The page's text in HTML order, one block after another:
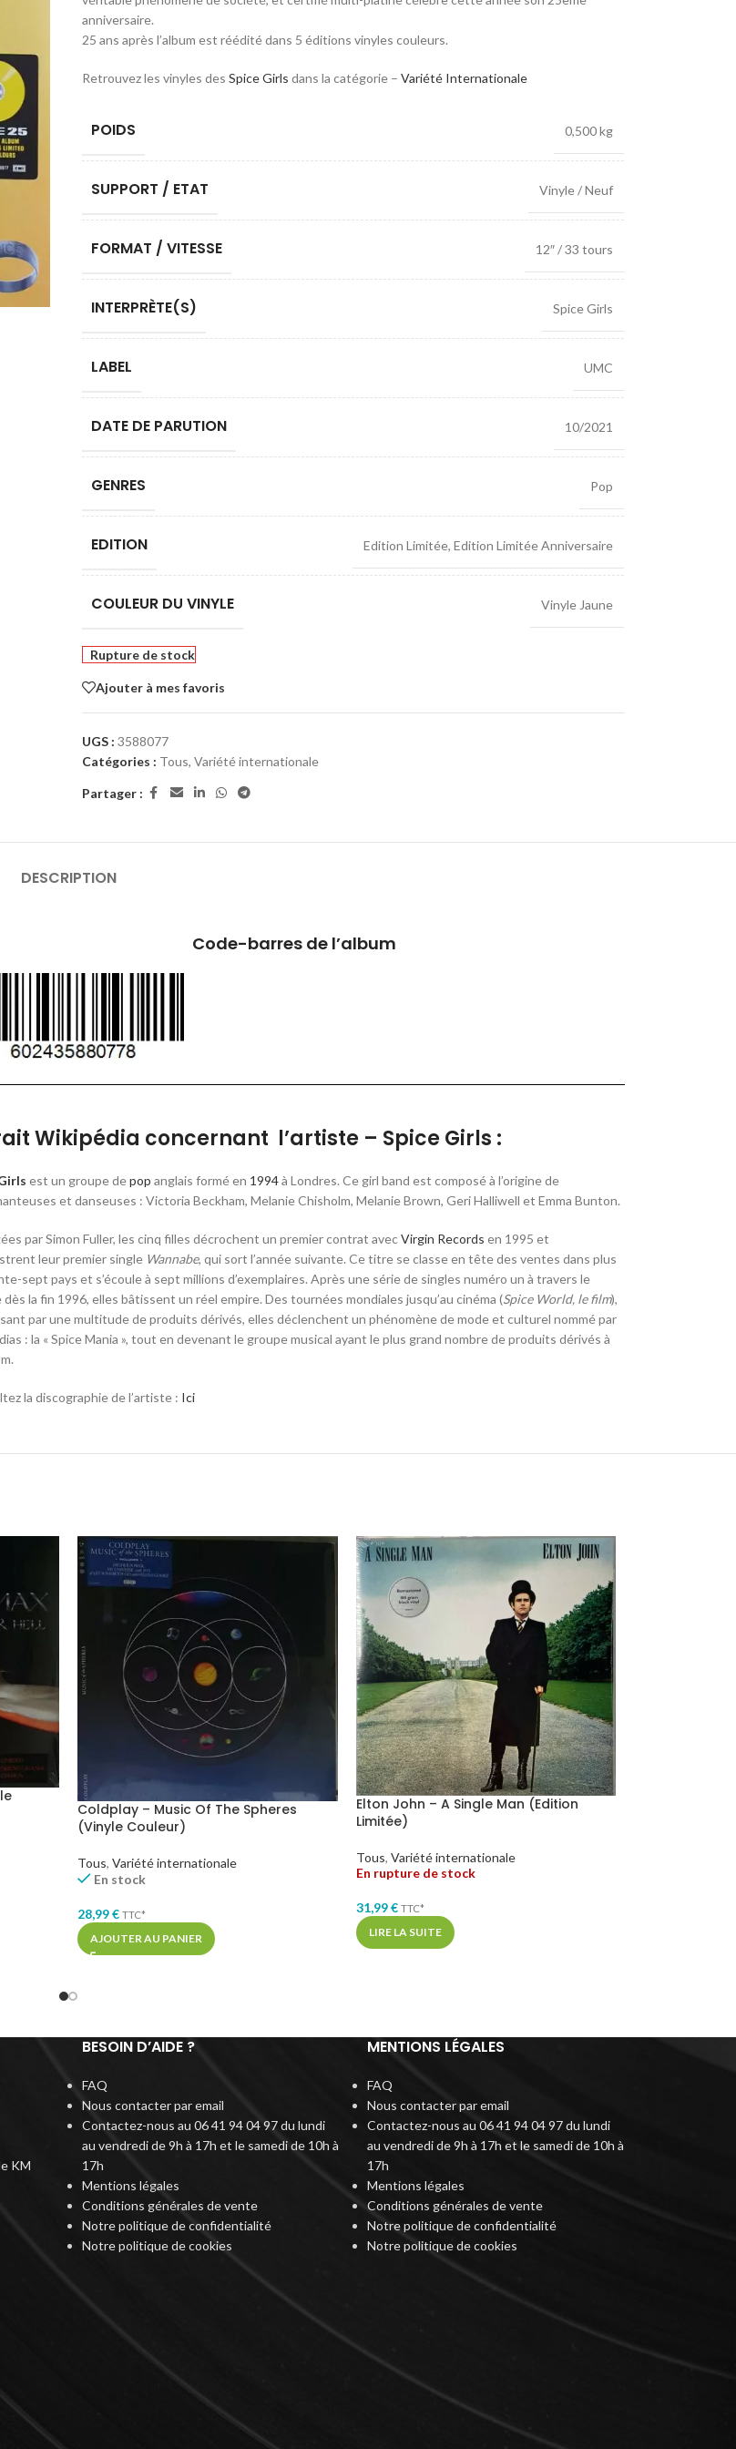
anniversaire.
25 ans après l’album est réédité dans 5 éditions vinyles couleurs.
Retrouvez les vinyles des Spice Girls dans la catégorie – Variété Internationale
POIDS 0,500 kg
SUPPORT / ETAT Vinyle / Neuf
FORMAT / VITESSE 12″ / 33 tours
INTERPRÈTE(S) Spice Girls
LABEL UMC
DATE DE PARUTION 10/2021
GENRES Pop
EDITION Edition Limitée, Edition Limitée Anniversaire
COULEUR DU VINYLE Vinyle Jaune
Rupture de stock
Ajouter à mes favoris
UGS : 3588077
Catégories : Tous, Variété internationale
Partager :
DESCRIPTION
Code-barres de l’album
Wikipédia concernant l’artiste – Spice Girls :
est un groupe depop anglais formé en 1994à Londres. Ce girl band est composé à l’origine de
et danseuses : Victoria Beckham, Melanie Chisholm, Melanie Brown, Geri Halliwell et Emma Bunton.
par Simon Fuller, les cinq filles décrochent un premier contrat avecVirgin Records en 1995 et
leur premier single Wannabe, qui sort l’année suivante. Ce titre se classe en tête des ventes dans plus
sept pays et s’écoule à sept millions d’exemplaires. Après une série de singles numéro un à travers le
dès la fin 1996, elles bâtissent un réel empire. Des tournées mondiales jusqu’au cinéma (Spice World, le film),
par une multitude de produits dérivés, elles déclenchent un phénomène de mode et culturel nommé par
: la « Spice Mania », tout en devenant le groupe musical ayant le plus grand nombre de produits dérivés à
.
la discographie de l’artiste : Ici
Coldplay – Music Of The Spheres
(Vinyle Couleur)
Tous, Variété internationale
En stock
28,99€ TTC*
AJOUTER AU PANIER
Elton John – A Single Man (Edition
Limitée)
Tous, Variété internationale
En rupture de stock
31,99€ TTC*
LIRE LA SUITE
KM
BESOIN D’AIDE ?
FAQ
Nous contacter par email
Contactez-nous au 06 41 94 04 97 du lundi
au vendredi de 9h à 17h et le samedi de 10h à
17h
Mentions légales
Conditions générales de vente
Notre politique de confidentialité
Notre politique de cookies
MENTIONS LÉGALES
FAQ
Nous contacter par email
Contactez-nous au 06 41 94 04 97 du lundi
au vendredi de 9h à 17h et le samedi de 10h à
17h
Mentions légales
Conditions générales de vente
Notre politique de confidentialité
Notre politique de cookies